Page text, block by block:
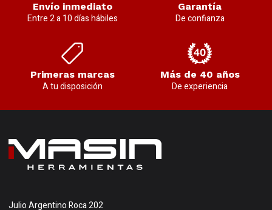
Envío inmediato
Entre 2 a 10 días hábiles
Garantía
De confianza
Primeras marcas
A tu disposición
Más de 40 años
De experiencia
Julio Argentino Roca 202